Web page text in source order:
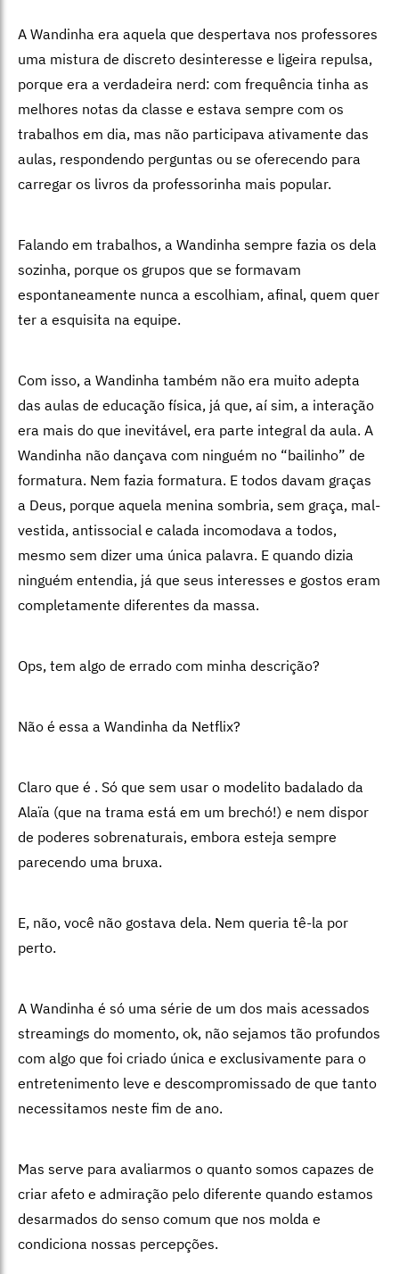
A Wandinha era aquela que despertava nos professores
uma mistura de discreto desinteresse e ligeira repulsa,
porque era a verdadeira nerd: com frequência tinha as
melhores notas da classe e estava sempre com os
trabalhos em dia, mas não participava ativamente das
aulas, respondendo perguntas ou se oferecendo para
carregar os livros da professorinha mais popular.
Falando em trabalhos, a Wandinha sempre fazia os dela
sozinha, porque os grupos que se formavam
espontaneamente nunca a escolhiam, afinal, quem quer
ter a esquisita na equipe.
Com isso, a Wandinha também não era muito adepta
das aulas de educação física, já que, aí sim, a interação
era mais do que inevitável, era parte integral da aula. A
Wandinha não dançava com ninguém no “bailinho” de
formatura. Nem fazia formatura. E todos davam graças
a Deus, porque aquela menina sombria, sem graça, mal-
vestida, antissocial e calada incomodava a todos,
mesmo sem dizer uma única palavra. E quando dizia
ninguém entendia, já que seus interesses e gostos eram
completamente diferentes da massa.
Ops, tem algo de errado com minha descrição?
Não é essa a Wandinha da Netflix?
Claro que é . Só que sem usar o modelito badalado da
Alaïa (que na trama está em um brechó!) e nem dispor
de poderes sobrenaturais, embora esteja sempre
parecendo uma bruxa.
E, não, você não gostava dela. Nem queria tê-la por
perto.
A Wandinha é só uma série de um dos mais acessados
streamings do momento, ok, não sejamos tão profundos
com algo que foi criado única e exclusivamente para o
entretenimento leve e descompromissado de que tanto
necessitamos neste fim de ano.
Mas serve para avaliarmos o quanto somos capazes de
criar afeto e admiração pelo diferente quando estamos
desarmados do senso comum que nos molda e
condiciona nossas percepções.